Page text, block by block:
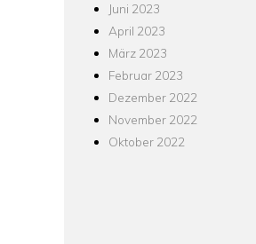
Juni 2023
April 2023
März 2023
Februar 2023
Dezember 2022
November 2022
Oktober 2022